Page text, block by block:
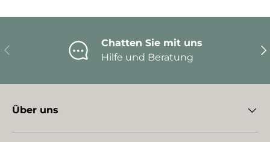
Vorherige
Chatten Sie mit uns
Hilfe und Beratung
Über uns